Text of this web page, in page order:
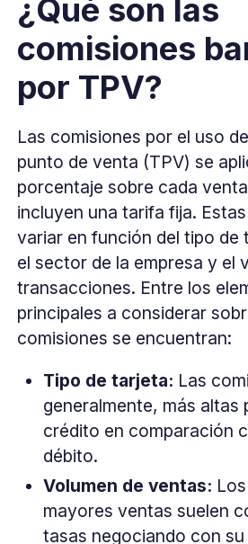
¿Qué son las
comisiones
por TPV?
Las comisiones por el uso
punto de venta (TPV) se
porcentaje sobre cada
incluyen una tarifa fija.
variar en función del tipo de
el sector de la empresa y el
transacciones. Entre los
principales a considerar
comisiones se encuentran:
Tipo de tarjeta: Las
generalmente, más altas
crédito en comparación
débito.
Volumen de ventas:
mayores ventas suelen
tasas negociando con